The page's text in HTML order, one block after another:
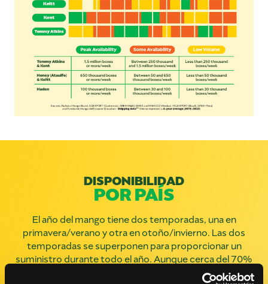
DISPONIBILIDAD
POR PAÍS
El año del mango tiene dos temporadas, una en
primavera/verano y otra en otoño/invierno. Las dos
temporadas se superponen para proporcionar un
suministro durante todo el año. Aunque cerca del 70%
del volumen total de mangos se envía a Estados Unidos